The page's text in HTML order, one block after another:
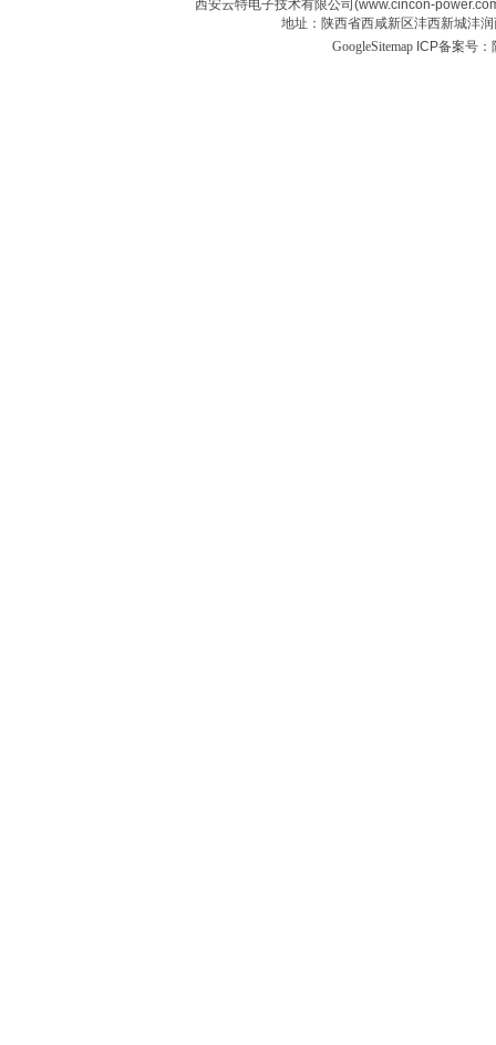
西安云特电子技术有限公司(www.cincon-
地址：陕西省西咸新区沣西新城沣
GoogleSitemap ICP备案号：